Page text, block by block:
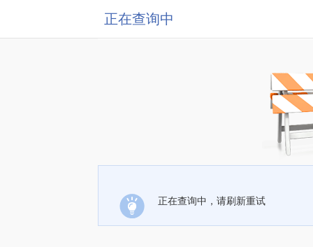
正在查询中
正在查询中，请刷新重试